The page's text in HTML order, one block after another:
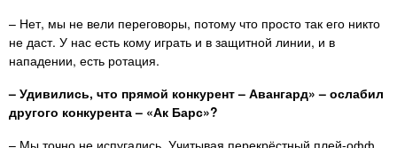
– Нет, мы не вели переговоры, потому что просто так его никто
не даст. У нас есть кому играть и в защитной линии, и в
нападении, есть ротация.
– Удивились, что прямой конкурент – Авангард» – ослабил
другого конкурента – «Ак Барс»?
– Мы точно не испугались. Учитывая перекрёстный плей-офф,